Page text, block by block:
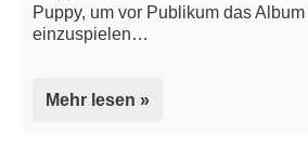
Puppy, um vor Publikum das Album
einzuspielen…
Mehr lesen »